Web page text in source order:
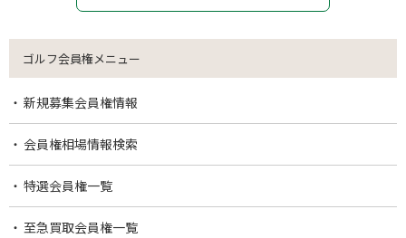
ゴルフ会員権メニュー
新規募集会員権情報
会員権相場情報検索
特選会員権一覧
至急買取会員権一覧